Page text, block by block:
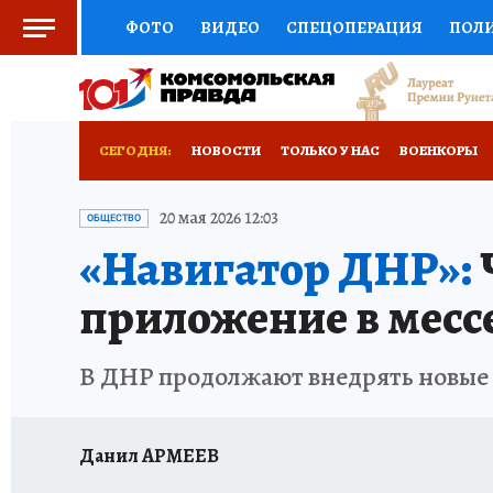
ФОТО ВИДЕО СПЕЦОПЕРАЦИЯ
СОЦПОДДЕРЖКА НАУКА СПОРТ
ВСЕ О КП
СЕГОДНЯ: НОВОСТИ ТОЛЬКО У НАС ВОЕНКОРЫ
НОВОРОССИЯ
ОБЩЕСТВО 20 мая 2026 12:03
«Навигатор ДНР»:
приложение в
В ДНР продолжают внедрять
Данил АРМЕЕВ